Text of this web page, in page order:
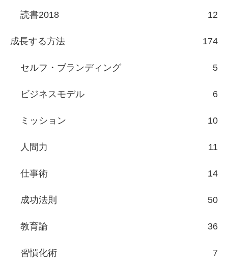
読書2018 12
成長する方法 174
セルフ・ブランディング 5
ビジネスモデル 6
ミッション 10
人間力 11
仕事術 14
成功法則 50
教育論 36
習慣化術 7